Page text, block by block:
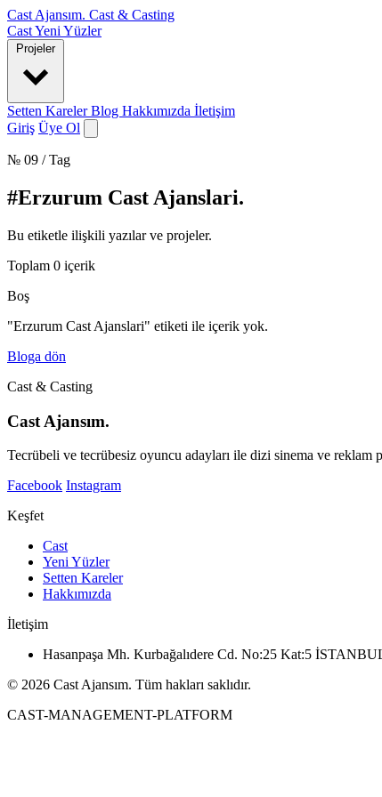
Cast Ajansım. Cast & Casting
CastYeni Yüzler
Projeler
Setten KarelerBlog Hakkımızda İletişim
Giriş Üye Ol
№ 09 / Tag
#Erzurum Cast Ajanslari.
Bu etiketle ilişkili yazılar ve projeler.
Toplam 0 içerik
Boş
"Erzurum Cast Ajanslari" etiketi ile içerik yok.
Bloga dön
Cast & Casting
Cast Ajansım.
Tecrübeli ve tecrübesiz oyuncu adayları ile dizi sinema ve reklam
Facebook Instagram
Keşfet
Cast
Yeni Yüzler
Setten Kareler
Hakkımızda
İletişim
Hasanpaşa Mh. Kurbağalıdere Cd. No:25 Kat:5
© 2026 Cast Ajansım. Tüm hakları saklıdır.
CAST-MANAGEMENT-PLATFORM